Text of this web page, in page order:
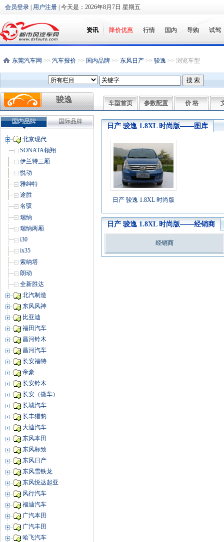
会员登录 用户注册 | 今天是： 2026年8月7日 星期五
资讯 降价优惠 行情 国内 导购 试驾
东莞汽车网 >> 汽车报价 >> 国内品牌 >> 东风日产 >> 骏逸 >> 浏览车型
骏逸 车型首页 参数配置 价 格
日产 骏逸 1.8XL 时尚版——图库
日产 骏逸 1.8XL 时尚版
日产 骏逸 1.8XL 时尚版——经销商
经销商
国内品牌 国际品牌
北京现代
SONATA领翔
伊兰特三厢
悦动
雅绅特
途胜
名驭
瑞纳
瑞纳两厢
i30
ix35
索纳塔
朗动
全新胜达
北汽制造
东风风神
比亚迪
福田汽车
昌河铃木
昌河汽车
长安福特
帝豪
长安铃木
长安（微车）
长城汽车
长丰猎豹
大迪汽车
东风本田
东风标致
东风日产
东风雪铁龙
东风悦达起亚
风行汽车
福迪汽车
广汽本田
广汽丰田
哈飞汽车